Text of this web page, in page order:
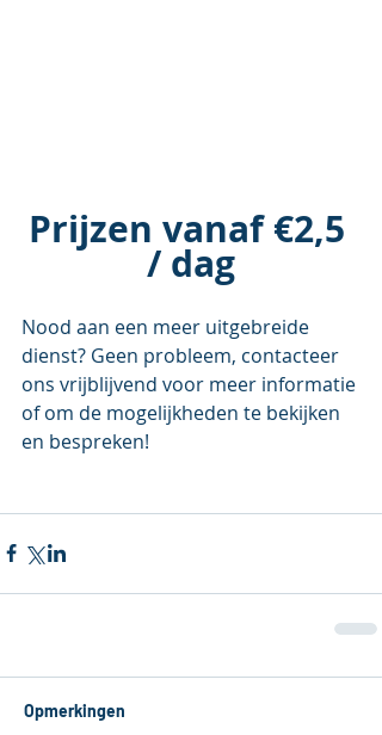
Prijzen vanaf €2,5
/ dag
Nood aan een meer uitgebreide
dienst? Geen probleem, contacteer
ons vrijblijvend voor meer informatie
of om de mogelijkheden te bekijken
en bespreken!
Opmerkingen